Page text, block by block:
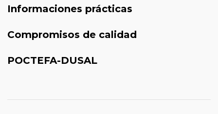
Informaciones prácticas
Compromisos de calidad
POCTEFA-DUSAL